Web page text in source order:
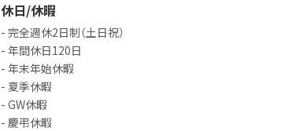
休日/休暇
- 完全週休2日制（土日祝）
- 年間休日120日
- 年末年始休暇
- 夏季休暇
- GW休暇
- 慶弔休暇